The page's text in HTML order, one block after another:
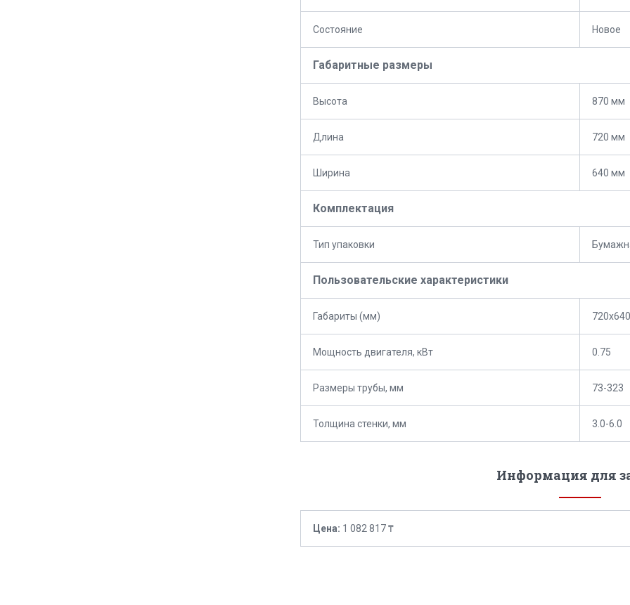
Состояние Новое
Габаритные размеры
Высота 870 мм
Длина 720 мм
Ширина 640 мм
Комплектация
Тип упаковки
Пользовательские характеристики
Габариты (мм)
Мощность двигателя, кВт 0.75
Размеры трубы, мм 73-323
Толщина стенки, мм 3.0-6.0
Информация для
Цена: 1 082 817 ₸